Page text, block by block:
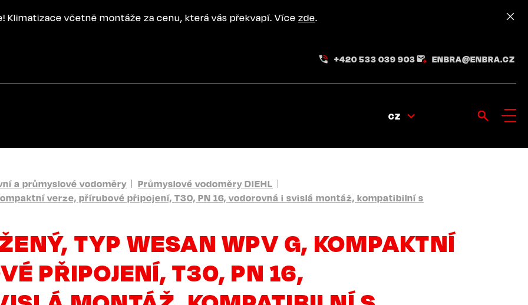
Klimatizace včetně montáže za cenu, která vás překvapí. Více zde.
+420 533 039 903 ENBRA@ENBRA.CZ
CZ
a průmyslové vodoměry
Průmyslové vodoměry DIEHL
verze, přírubové připojení, T30, PN 16, vodorovná i svislá montáž, kompatibilní s
TYP WESAN WPV G, KOMPAKTNÍ
PŘIPOJENÍ, T30, PN 16,